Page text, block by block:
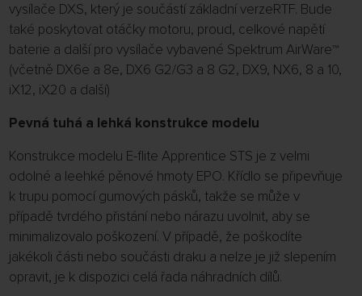
vysílače DXS, který je součástí základní verzeRTF. Bude
také poskytovat otáčky motoru, proud, celkové napětí
baterie a další pro vysílače vybavené Spektrum AirWare™
(včetně DX6e a 8e, DX6 G2/G3 a 8 G2, DX9, NX6, 8 a 10,
iX12, iX20 a další)
Pevná tuhá a lehká konstrukce modelu
Konstrukce modelu E-flite Apprentice STS je z velmi
odolné a leehké pěnové hmoty EPO. Křídlo se připevňuje
k trupu pomocí gumových pásků, takže se může v
případě tvrdého přistání nebo nárazu uvolnit, aby se
minimalizovalo poškození. V případě, že poškodíte
jakékoli části nebo součásti draku a nelze je již slepením
opravit, je k dispozici celá řada náhradních dílů.